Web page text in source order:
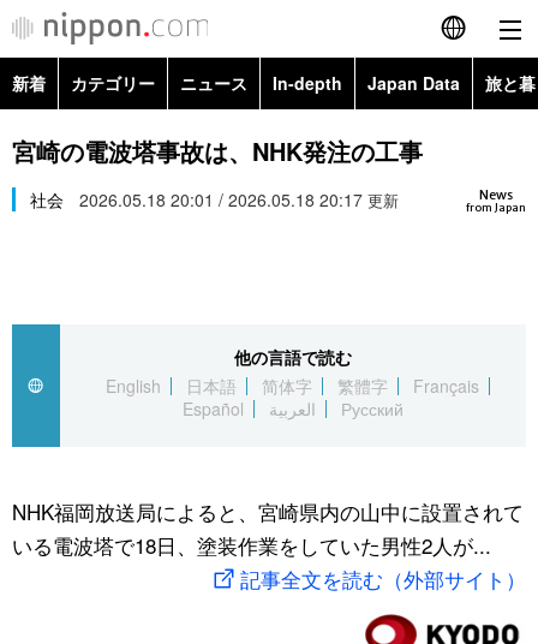
English
简体字
繁體字
العربية
社会
旅と暮らし
新着 カテゴリー ニュース In-depth Japan Data 旅と
政治・外交
経済・ビジネス
社会
文化
科学・技術
暮らし
Images
お知らせ
宮崎の電波塔事故は、NHK発注の工事
News
from Japan
社会 2026.05.18 20:01 / 2026.05.18 20:17 更新
他の言語で読む
English
日本語 简体字 繁體字
Français
Español
العربية Русский
NHK福岡放送局によると、宮崎県内の山中に設置されて
いる電波塔で18日、塗装作業をしていた男性2人が...
記事全文を読む（外部サイト）